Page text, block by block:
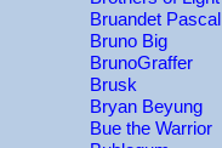
Bruandet Pascal
Bruno Big
BrunoGraffer
Brusk
Bryan Beyung
Bue the Warrior